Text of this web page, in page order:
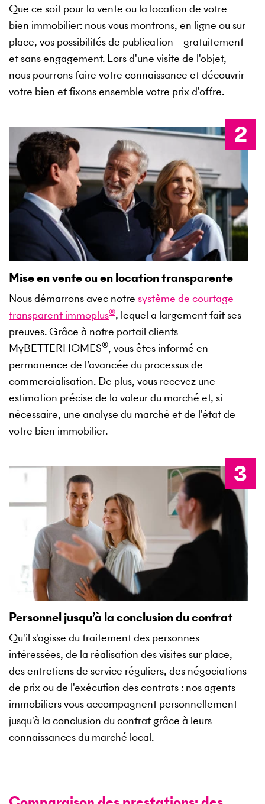
Que ce soit pour la vente ou la location de votre
bien immobilier: nous vous montrons, en ligne ou sur
place, vos possibilités de publication – gratuitement
et sans engagement. Lors d'une visite de l'objet,
nous pourrons faire votre connaissance et découvrir
votre bien et fixons ensemble votre prix d'offre.
Mise en vente ou en location transparente
Nous démarrons avec notre système de courtage
transparent immoplus®, lequel a largement fait ses
preuves. Grâce à notre portail clients
MyBETTERHOMES®, vous êtes informé en
permanence de l’avancée du processus de
commercialisation. De plus, vous recevez une
estimation précise de la valeur du marché et, si
nécessaire, une analyse du marché et de l'état de
votre bien immobilier.
Personnel jusqu’à la conclusion du contrat
Qu'il s'agisse du traitement des personnes
intéressées, de la réalisation des visites sur place,
des entretiens de service réguliers, des négociations
de prix ou de l'exécution des contrats : nos agents
immobiliers vous accompagnent personnellement
jusqu'à la conclusion du contrat grâce à leurs
connaissances du marché local.